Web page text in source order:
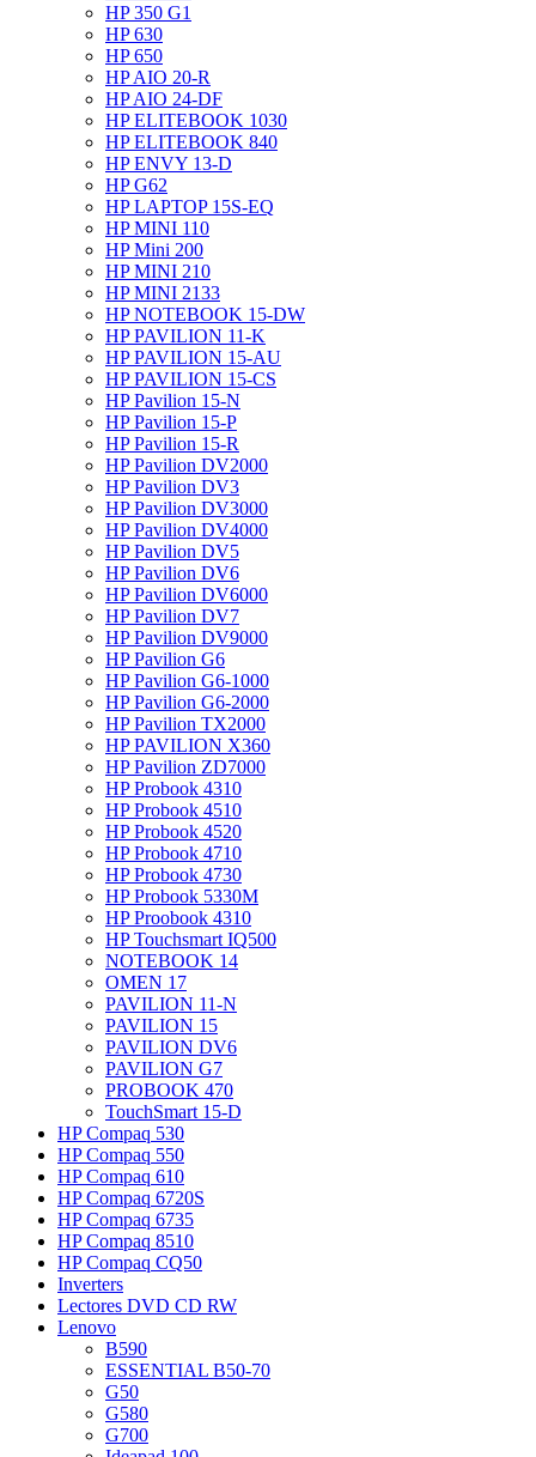
HP 350 G1
HP 630
HP 650
HP AIO 20-R
HP AIO 24-DF
HP ELITEBOOK 1030
HP ELITEBOOK 840
HP ENVY 13-D
HP G62
HP LAPTOP 15S-EQ
HP MINI 110
HP Mini 200
HP MINI 210
HP MINI 2133
HP NOTEBOOK 15-DW
HP PAVILION 11-K
HP PAVILION 15-AU
HP PAVILION 15-CS
HP Pavilion 15-N
HP Pavilion 15-P
HP Pavilion 15-R
HP Pavilion DV2000
HP Pavilion DV3
HP Pavilion DV3000
HP Pavilion DV4000
HP Pavilion DV5
HP Pavilion DV6
HP Pavilion DV6000
HP Pavilion DV7
HP Pavilion DV9000
HP Pavilion G6
HP Pavilion G6-1000
HP Pavilion G6-2000
HP Pavilion TX2000
HP PAVILION X360
HP Pavilion ZD7000
HP Probook 4310
HP Probook 4510
HP Probook 4520
HP Probook 4710
HP Probook 4730
HP Probook 5330M
HP Proobook 4310
HP Touchsmart IQ500
NOTEBOOK 14
OMEN 17
PAVILION 11-N
PAVILION 15
PAVILION DV6
PAVILION G7
PROBOOK 470
TouchSmart 15-D
HP Compaq 530
HP Compaq 550
HP Compaq 610
HP Compaq 6720S
HP Compaq 6735
HP Compaq 8510
HP Compaq CQ50
Inverters
Lectores DVD CD RW
Lenovo
B590
ESSENTIAL B50-70
G50
G580
G700